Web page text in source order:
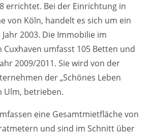
errichtet. Bei der Einrichtung in
von Köln, handelt es sich um ein
2003. Die Immobilie im
Cuxhaven umfasst 105 Betten und
2009/2011. Sie wird von der
der „Schönes Leben
Ulm, betrieben.
eine Gesamtmietfläche von
und sind im Schnitt über